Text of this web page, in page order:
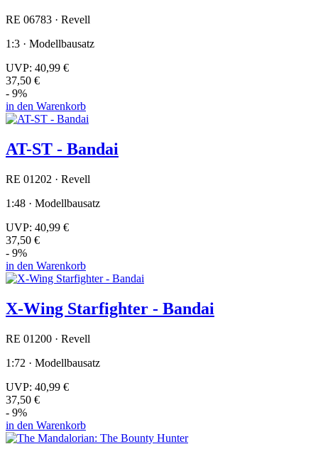
RE 06783 · Revell
1:3 · Modellbausatz
UVP: 40,99 €
37,50 €
- 9%
in den Warenkorb
AT-ST - Bandai
RE 01202 · Revell
1:48 · Modellbausatz
UVP: 40,99 €
37,50 €
- 9%
in den Warenkorb
X-Wing Starfighter - Bandai
RE 01200 · Revell
1:72 · Modellbausatz
UVP: 40,99 €
37,50 €
- 9%
in den Warenkorb